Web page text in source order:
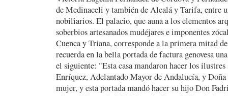
de Medinaceli y también de Alcalá y Tarifa, entre
nobiliarios. El palacio, que auna a los elementos
soberbios artesanados mudéjares e imponentes
Cuenca y Triana, corresponde a la primera mitad
recuerda en la bella portada de factura genovesa
el siguiente: "Esta casa mandaron hacer los ilustres
Enríquez, Adelantado Mayor de Andalucía, y
mujer, y esta portada mandó hacer su hijo Don